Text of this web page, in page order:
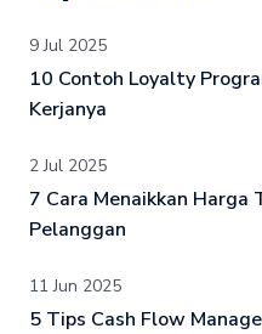
9 Jul 2025
10 Contoh Loyalty
Kerjanya
2 Jul 2025
7 Cara Menaikkan Harga
Pelanggan
11 Jun 2025
5 Tips Cash Flow